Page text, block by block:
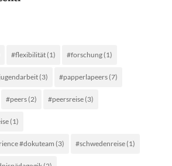
#flexibilität(1) #forschung(1)
(3) #papperlapeers(7)
#peers(2) #peersreise(3)
(1)
#dokuteam (3) #schwedenreise(1)